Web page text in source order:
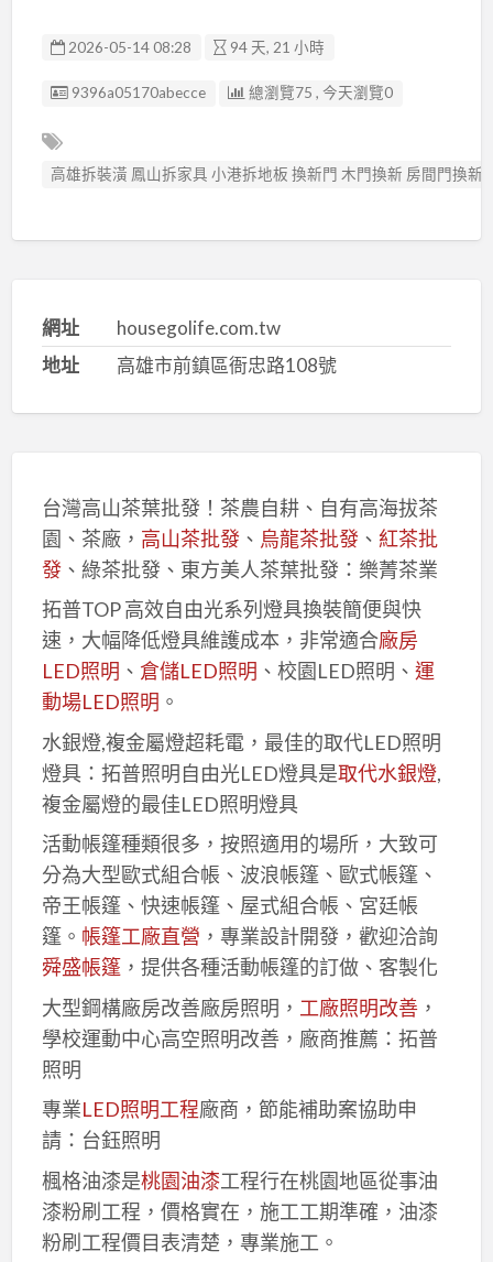
2026-05-14 08:28 94 天, 21 小時
廣告编號
9396a05170abecce 總瀏覽75 , 今天瀏覽0
高雄拆裝潢 鳳山拆家具 小港拆地板 換新門 木門換新 房間門換新
網址
housegolife.com.tw
地址
高雄市前鎮區衙忠路108號
台灣高山茶葉批發！茶農自耕、自有高海拔茶
園、茶廠， 高山茶批發、 烏龍茶批發、 紅茶批
發、綠茶批發、東方美人茶葉批發：樂菁茶業
拓普TOP 高效自由光系列燈具換裝簡便與快
速，大幅降低燈具維護成本，非常適合廠房
LED照明 、 倉儲LED照明 、校園LED照明、 運
動場LED照明 。
水銀燈,複金屬燈超耗電，最佳的取代LED照明
燈具：拓普照明自由光LED燈具是取代水銀燈,
複金屬燈的最佳LED照明燈具
活動帳篷種類很多，按照適用的場所，大致可
分為大型歐式組合帳、波浪帳篷、歐式帳篷、
帝王帳篷、快速帳篷、屋式組合帳、宮廷帳
篷。 帳篷工廠直營 ，專業設計開發，歡迎洽詢
舜盛帳篷，提供各種活動帳篷的訂做、客製化
大型鋼構廠房改善廠房照明， 工廠照明改善，
學校運動中心高空照明改善，廠商推薦：拓普
照明
專業LED照明工程廠商，節能補助案協助申
請：台鈺照明
楓格油漆是桃園油漆工程行在桃園地區從事油
漆粉刷工程，價格實在，施工工期準確，油漆
粉刷工程價目表清楚，專業施工。